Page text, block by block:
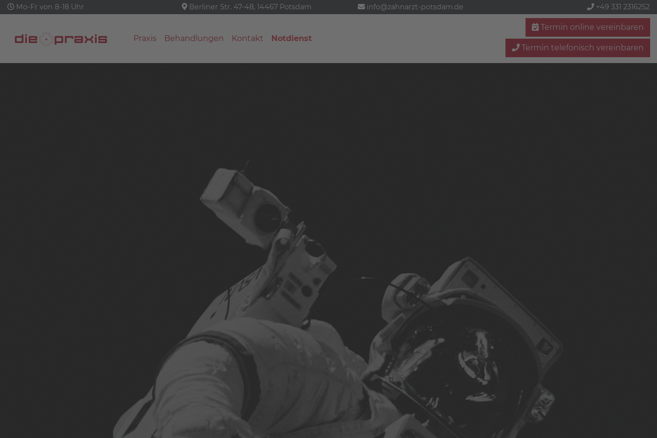
Mo-Fr von 8-18 Uhr Berliner Str. 47-48, 14467 Potsdam info@zahnarzt-potsdam.de +49 331 2316252
Praxis Behandlungen Kontakt Notdienst
Termin online vereinbaren
Termin telefonisch vereinbaren